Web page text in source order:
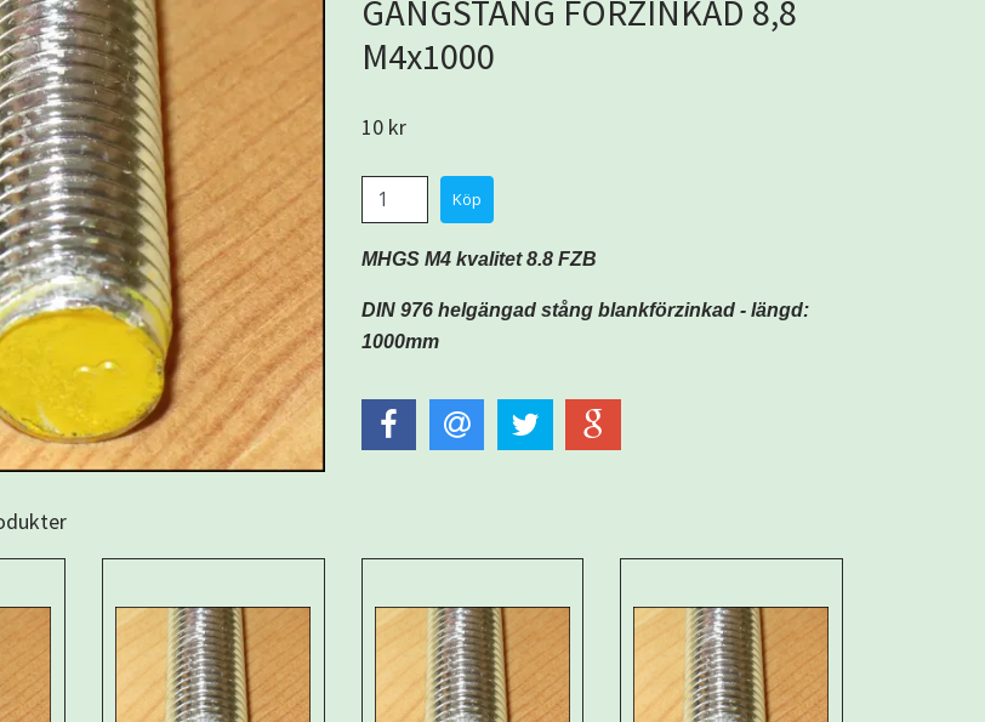
GÄNGSTÅNG FÖRZINKAD 8,8
M4x1000
10 kr
MHGS M4 kvalitet 8.8 FZB
DIN 976 helgängad stång blankförzinkad - längd:
1000mm